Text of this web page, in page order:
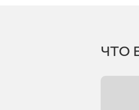
ЧТО